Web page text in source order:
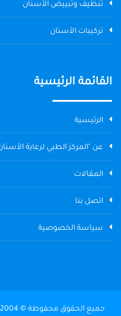
تنظيف وتبييض الأسنان
تركيبات الأسنان
القائمة الرئيسية
الرئيسية
عن "المركز الطبي لرعاية
المقالات
اتصل بنا
سياسة الخصوصية